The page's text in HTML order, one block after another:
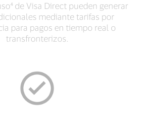
de Visa Direct pueden generar
mediante tarifas por
para pagos en tiempo real o
transfronterizos.